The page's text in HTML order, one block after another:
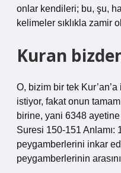
onlar kendileri; bu, şu,
kelimeler sıklıkla zamir
Kuran
O, bizim bir tek Kur’an’a
istiyor, fakat onun
birine, yani 6348
Suresi 150-151 Anlamı:
peygamberlerini inkar
peygamberlerinin